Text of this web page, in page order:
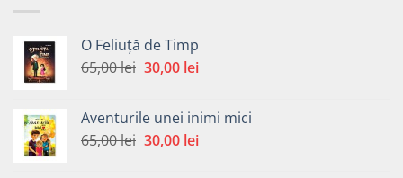
O Feliuță de Timp
65,00lei Prețul
fost:
65,00 lei.
30,00 leiPrețul
30,00 lei.
Aventurile unei inimi mici
65,00lei Prețul
30,00 leiPrețul